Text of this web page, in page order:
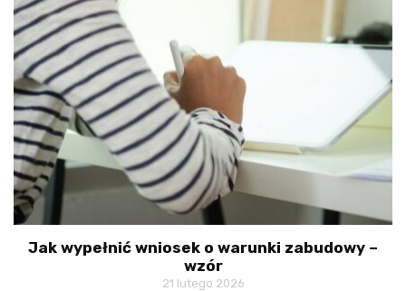
Jak wypełnić wniosek o warunki zabudowy –
wzór
21 lutego 2026